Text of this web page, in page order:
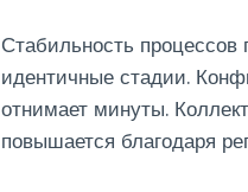
Стабильность
идентичные стадии.
отнимает минуты.
повышается благодаря